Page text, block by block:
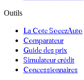
Outils
La Cote SoeezAuto
Comparateur
Guide des prix
Simulateur crédit
Concessionnaires